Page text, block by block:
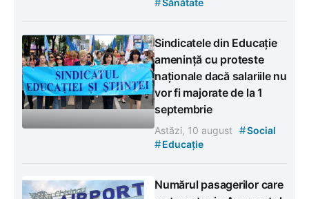
Sindicatele din Educație
amenință cu proteste
naționale dacă salariile nu
vor fi majorate de la 1
septembrie
Astăzi, 10 august #Social
#Educație
Numărul pasagerilor care